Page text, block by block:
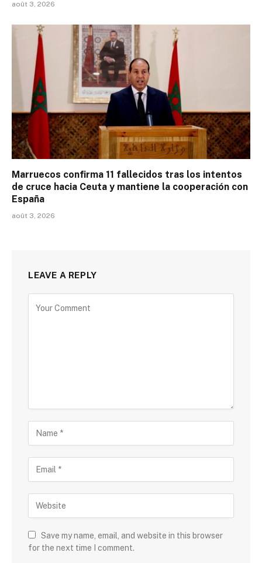
août 3, 2026
Marruecos confirma 11 fallecidos tras los intentos
de cruce hacia Ceuta y mantiene la cooperación con
España
août 3, 2026
LEAVE A REPLY
Save my name, email, and website in this browser
for the next time I comment.